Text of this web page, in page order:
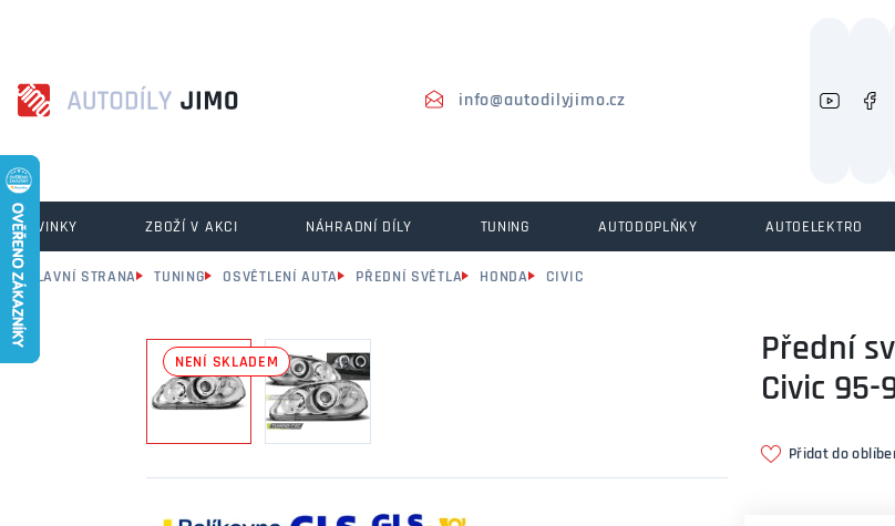
info@autodilyjimo.cz
NOVINKY ZBOŽÍ V AKCI NÁHRADNÍ DÍLY TUNING AUTODOPLŇKY AUTOELEKTRO
HLAVNÍ STRANA TUNING OSVĚTLENÍ AUTA PŘEDNÍ SVĚTLA HONDA CIVIC
NENÍ SKLADEM
Přední
Civic 95-
Přidat do
Můžeme vám pomoci něco